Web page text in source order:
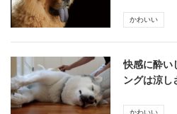
かわいい
快感に酔い
ングは涼
かわいい